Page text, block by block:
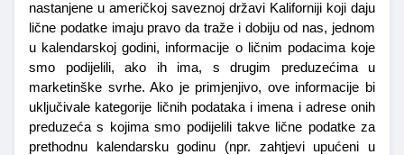
nastanjene u američkoj saveznoj državi Kaliforniji koji daju
lične podatke imaju pravo da traže i dobiju od nas, jednom
u kalendarskoj godini, informacije o ličnim podacima koje
smo podijelili, ako ih ima, s drugim preduzećima u
marketinške svrhe. Ako je primjenjivo, ove informacije bi
uključivale kategorije ličnih podataka i imena i adrese onih
preduzeća s kojima smo podijelili takve lične podatke za
prethodnu kalendarsku godinu (npr. zahtjevi upućeni u